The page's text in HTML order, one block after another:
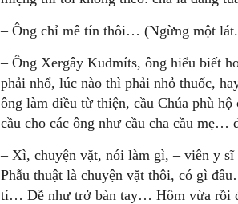
– Ông chỉ mê tín thôi… (Ngừng một
– Ông Xergây Kudmíts, ông hiểu biết
phải nhổ, lúc nào thì phải nhỏ thuốc,
ông làm điều từ thiện, cầu Chúa phù
cầu cho các ông như cầu cha cầu
– Xì, chuyện vặt, nói làm gì, – viên y
Phẫu thuật là chuyện vặt thôi, có gì
tí… Dễ như trở bàn tay… Hôm vừa rồi